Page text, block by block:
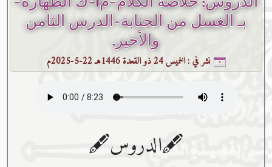
بـ الغسل من الجنابة-الدرس الثامن
والأخير.
نشر في :الخميس 24 ذو القعدة 1446هـ 22-5-2025م
🖋الدروس🖋